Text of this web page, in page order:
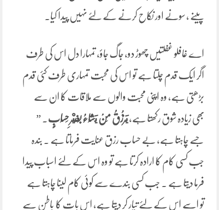
پینے ، سونے اور نکاح کرنے کے لئے نہیں پیدا کیا۔
اے غافلو غفلتیں چھوڑ دو، جاگ جاؤ، تمہارا دل اس کی طرف
اگر ایک قدم چلتا ہے تو اس کی محبت تمہاری طرف کئی قدم
بڑھتی ہے، وہ اپنی محبت والوں سے ملاقات کا ان سے
بھی زیادہ شوق رکھتا ہے،‌يَرْزُقُ مَنْ يَشَاءُ بِغَيْرِ حِسَابٍ . ”
جسے چاہتا ہے، بے حساب رزق عنایت فرماتا ہے ۔ بندہ
جب کسی کام کا ارادہ کرتا ہے تو وہ اس کے لئے اسباب پیدا
فرما دیتا ہے ۔ جب کسی بندے سے کوئی کام لینا چاہتا ہے
تو اسے اس کے لئے تیار کر دیتا ہے، اس بات کا باطن سے